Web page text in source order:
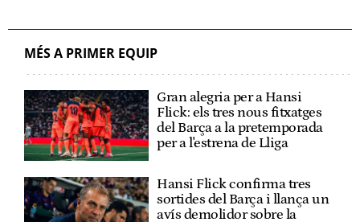
MÉS A PRIMER EQUIP
Gran alegria per a Hansi
Flick: els tres nous fitxatges
del Barça a la pretemporada
per a l'estrena de Lliga
Hansi Flick confirma tres
sortides del Barça i llança un
avís demolidor sobre la